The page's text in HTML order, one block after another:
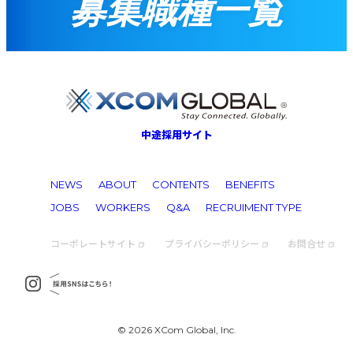
募集職種一覧
中途採用サイト
NEWS ABOUT CONTENTS
BENEFITS
JOBS
WORKERS Q&A RECRUIMENT TYPE
コーポレートサイト プライバシーポリシー お問合せ
© 2026 XCom Global, Inc.